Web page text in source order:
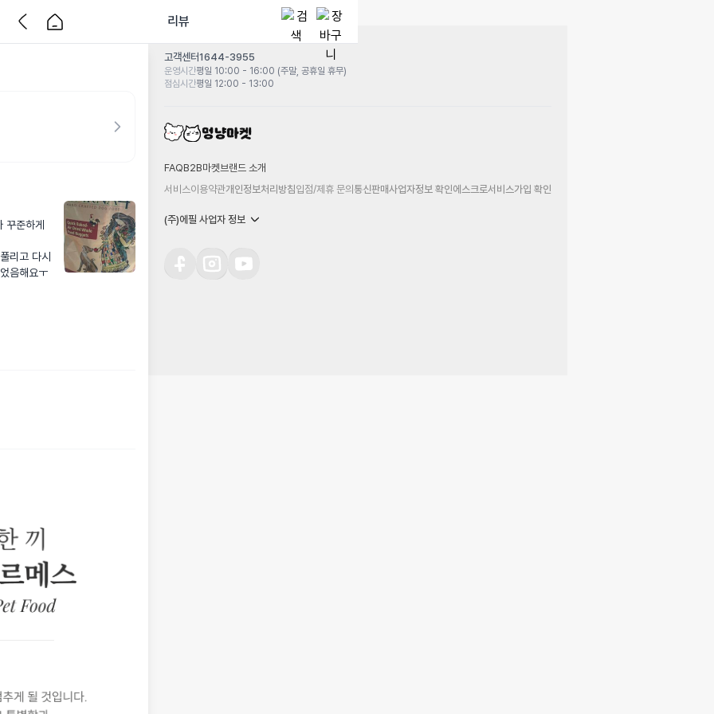
리뷰
꾸준하게
리고 다시
음해요ㅜ
고객센터1644-3955
운영시간평일 10:00 - 16:00 (주말, 공휴일 휴무)
점심시간평일 12:00 - 13:00
FAQB2B마켓 브랜드 소개
서비스이용약관개인정보처리방침입점/제휴 문의통신판매사업자정보 확인에스크로서비스가입 확인
(주)에필 사업자 정보